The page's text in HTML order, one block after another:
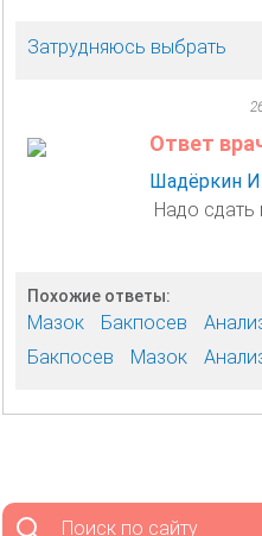
Затрудняюсь выбрать
Ответ
Шадёркин
Надо сдать
Похожие ответы:
Мазок Бакпосев
Бакпосев
Мазок
Поиск по сайту